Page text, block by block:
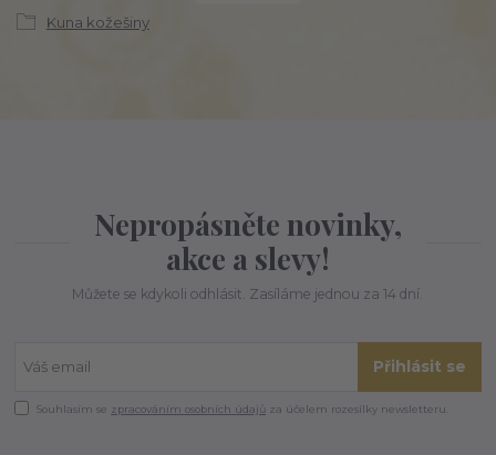
Kuna kožešiny
Nepropásněte novinky,
akce a slevy!
Můžete se kdykoli odhlásit. Zasíláme jednou za 14 dní.
Přihlásit se
Souhlasím se zpracováním osobních údajů za účelem rozesílky newsletteru.